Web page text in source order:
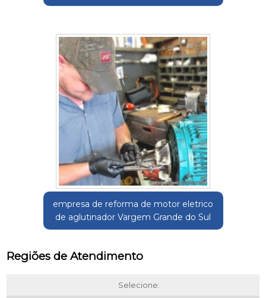
empresa de reforma de motor eletrico
de aglutinador Vargem Grande do Sul
Regiões de Atendimento
Selecione: